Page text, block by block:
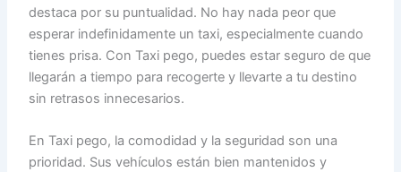
destaca por su puntualidad. No hay nada peor que
esperar indefinidamente un taxi, especialmente cuando
tienes prisa. Con Taxi pego, puedes estar seguro de que
llegarán a tiempo para recogerte y llevarte a tu destino
sin retrasos innecesarios.
En Taxi pego, la comodidad y la seguridad son una
prioridad. Sus vehículos están bien mantenidos y